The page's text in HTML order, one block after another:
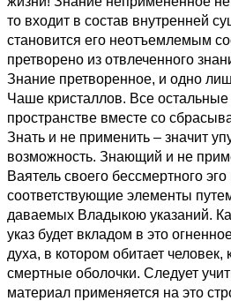
то входит в состав внутренней
становится его неотъемлемым
претворено из отвлеченного
Знание претворенное, и одно
Чаше кристаллов. Все
пространстве вместе со
Знать и не применить – значит
возможность. Знающий и не
Ваятель своего бессмертного
соответствующие элементы
даваемых Владыкою указаний.
указ будет вкладом в это
духа, в котором обитает человек,
смертные оболочки. Следует
материал применяется на это